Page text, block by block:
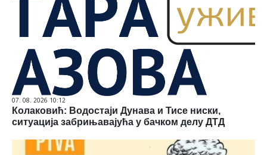
07. 08. 2026 10:12
Колаковић: Водостаји Дунава и Тисе ниски,
ситуација забрињавајућа у бачком делу ДТД